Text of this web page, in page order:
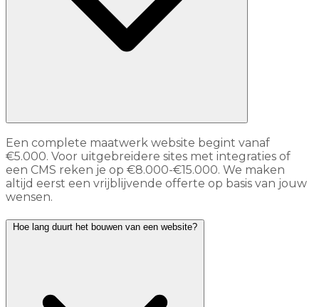
Een complete maatwerk website begint vanaf
€5.000. Voor uitgebreidere sites met integraties of
een CMS reken je op €8.000-€15.000. We maken
altijd eerst een vrijblijvende offerte op basis van jouw
wensen.
Hoe lang duurt het bouwen van een website?